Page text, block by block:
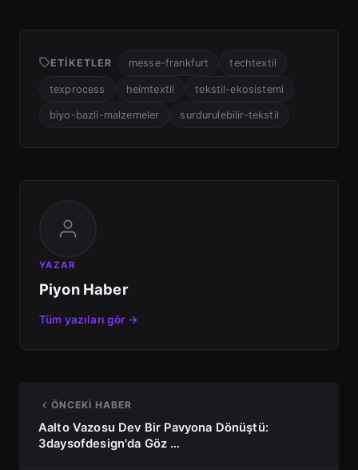
ETIKETLER messe-frankfurt techtextil
texprocess heimtextil tekstil-ekosistemi
biyo-bazli-malzemeler surdurulebilir-tekstil
YAZAR
Piyon Haber
Tüm yazıları gör →
ÖNCEKI HABER
Aalto Vazosu Dev Bir Pavyona Dönüştü:
3daysofdesign'da Göz …